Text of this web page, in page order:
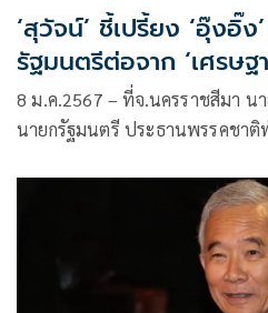
‘สุวัจน์’ ชี้เปรี้ยง ‘อุ๊งอิ๊ง
รัฐมนตรีต่อจาก ‘เศรษฐ
8 ม.ค.2567 – ที่จ.นครราชสีมา น
นายกรัฐมนตรี ประธานพรรคชา
การเมืองถือว่าเป็นบรรยากาศที่ดี
ประมาณสำหรับปี 2567 จำนวน